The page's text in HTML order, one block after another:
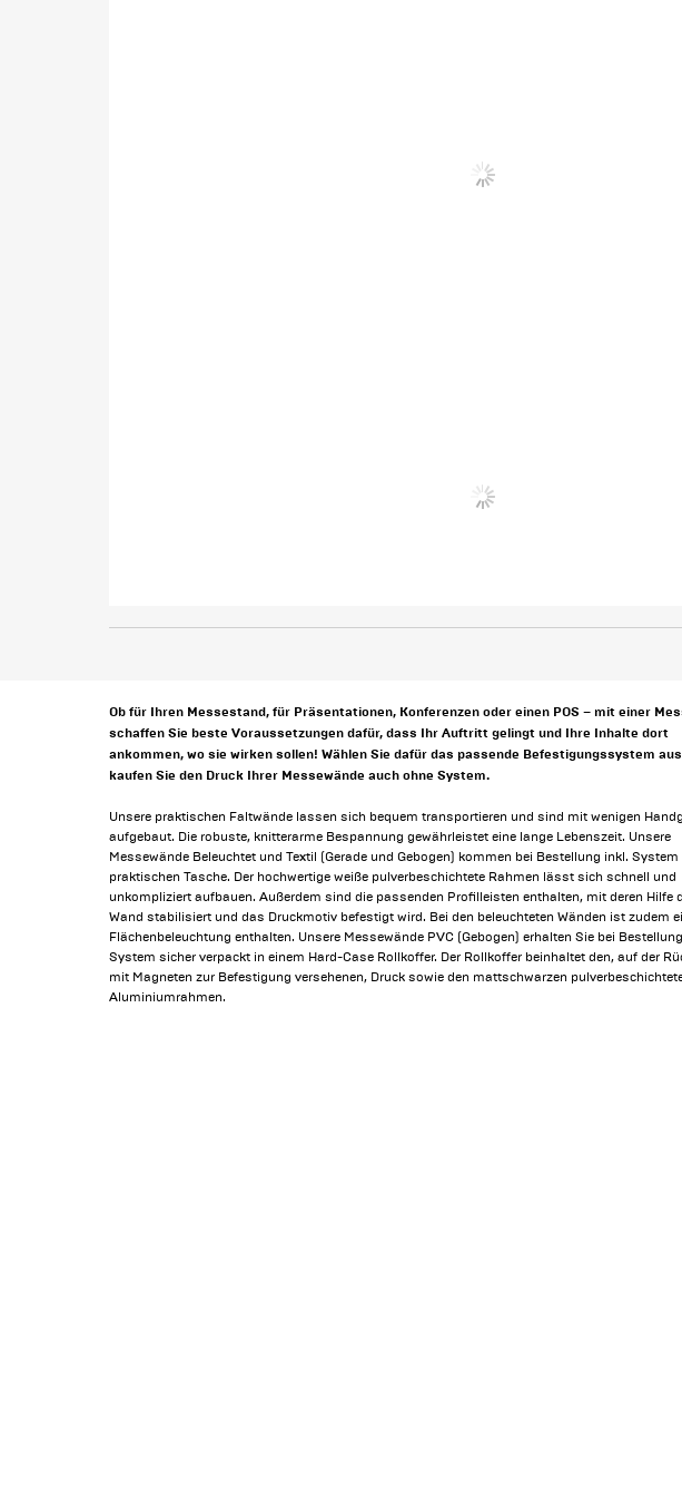
Ob für Ihren Messestand, für Präsentationen, Konferenzen oder einen POS – mit einer
schaffen Sie beste Voraussetzungen dafür, dass Ihr Auftritt gelingt und Ihre Inhalte dort
ankommen, wo sie wirken sollen! Wählen Sie dafür das passende Befestigungssystem
kaufen Sie den Druck Ihrer Messewände auch ohne System.
Unsere praktischen Faltwände lassen sich bequem transportieren und sind mit wenigen
aufgebaut. Die robuste, knitterarme Bespannung gewährleistet eine lange Lebenszeit. Unsere
Messewände Beleuchtet und Textil (Gerade und Gebogen) kommen bei Bestellung inkl. System
praktischen Tasche. Der hochwertige weiße pulverbeschichtete Rahmen lässt sich schnell und
unkompliziert aufbauen. Außerdem sind die passenden Profilleisten enthalten, mit deren Hilfe
Wand stabilisiert und das Druckmotiv befestigt wird. Bei den beleuchteten Wänden ist zudem
Flächenbeleuchtung enthalten. Unsere Messewände PVC (Gebogen) erhalten Sie bei
System sicher verpackt in einem Hard-Case Rollkoffer. Der Rollkoffer beinhaltet den, auf der
mit Magneten zur Befestigung versehenen, Druck sowie den mattschwarzen
Aluminiumrahmen.